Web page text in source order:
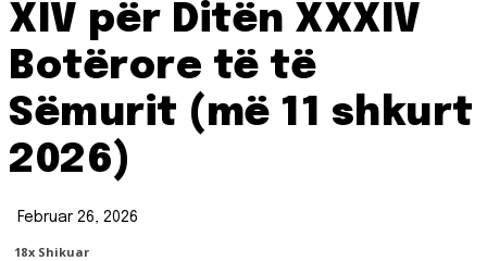
XIV për Ditën XXXIV
Botërore të të
Sëmurit (më 11 shkurt
2026)
Februar 26, 2026
18X Shikuar